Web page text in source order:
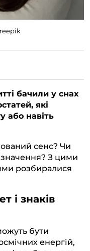
бачили у снах
які
або навіть
сенс? Чи
значення? З цими
розбиралися
і знаків
бути
енергій,